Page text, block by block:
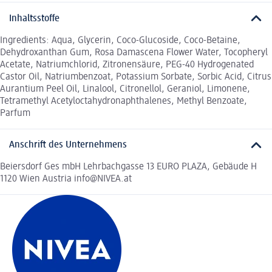
Inhaltsstoffe
Ingredients: Aqua, Glycerin, Coco-Glucoside, Coco-Betaine,
Dehydroxanthan Gum, Rosa Damascena Flower Water, Tocopheryl
Acetate, Natriumchlorid, Zitronensäure, PEG-40 Hydrogenated
Castor Oil, Natriumbenzoat, Potassium Sorbate, Sorbic Acid, Citrus
Aurantium Peel Oil, Linalool, Citronellol, Geraniol, Limonene,
Tetramethyl Acetyloctahydronaphthalenes, Methyl Benzoate,
Parfum
Anschrift des Unternehmens
Beiersdorf Ges mbH Lehrbachgasse 13 EURO PLAZA, Gebäude H
1120 Wien Austria info@NIVEA.at